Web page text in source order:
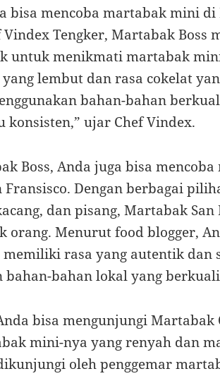
bisa mencoba martabak mini di
Tengker, Martabak Boss
untuk menikmati martabak
lembut dan rasa cokelat
bahan-bahan
konsisten,” ujar Chef Vindex.
Boss, Anda juga bisa
Fransisco. Dengan berbagai
dan pisang, Martabak
orang. Menurut food blogger,
memiliki rasa yang autentik dan
bahan-bahan lokal yang
bisa mengunjungi Martabak
mini-nya yang renyah dan
oleh penggemar